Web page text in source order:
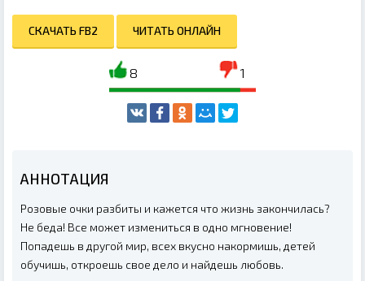
СКАЧАТЬ FB2 ЧИТАТЬ ОНЛАЙН
8 1
АННОТАЦИЯ
Розовые очки разбиты и кажется что жизнь закончилась?
Не беда! Все может измениться в одно мгновение!
Попадешь в другой мир, всех вкусно накормишь, детей
обучишь, откроешь свое дело и найдешь любовь.